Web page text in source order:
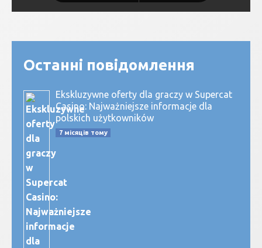
Останні повідомлення
Ekskluzywne oferty dla graczy w Supercat
Casino: Najważniejsze informacje dla
polskich użytkowników
7 місяців тому